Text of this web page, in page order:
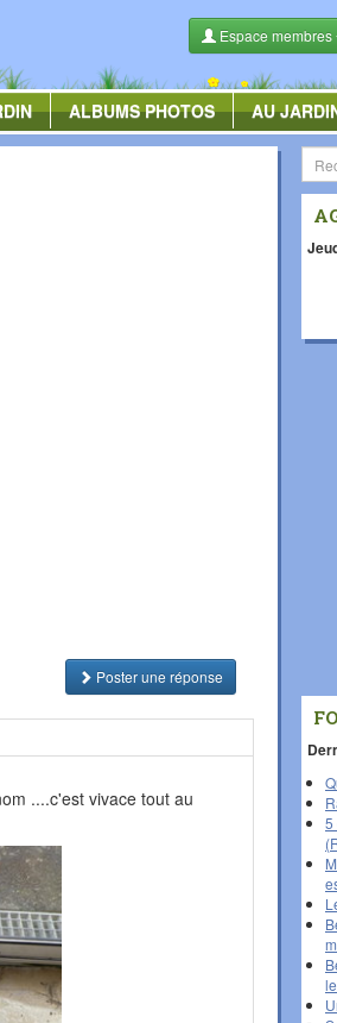
Espace membres
ALBUMSPHOTOS AU
Poster une réponse
....c'est vivace tout au
5